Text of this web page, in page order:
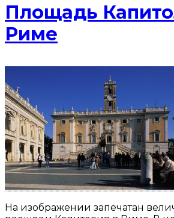
Площадь
Риме
На изображении запечатан